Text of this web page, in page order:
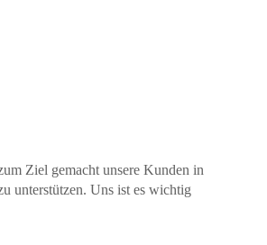
Ziel gemacht unsere Kunden in
unterstützen. Uns ist es wichtig